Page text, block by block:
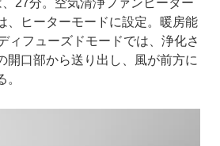
27分。空気清浄ファンヒーター
、ヒーターモードに設定。暖房能
ィフューズドモードでは、浄化さ
開口部から送り出し、風が前方に